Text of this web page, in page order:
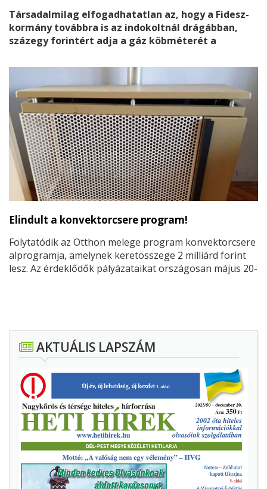
Társadalmilag elfogadhatatlan az, hogy a Fidesz-
kormány továbbra is az indokoltnál drágábban,
százegy forintért adja a gáz köbméterét a
hogy a földgáz tőzsdei ára már hónapok óta
harminc forint alatt áll! – közölte a sajtóval Tóth
Bertalan az MSZP elnöke.
Elindult a konvektorcsere program!
Folytatódik az Otthon melege program konvektorcsere
alprogramja, amelynek keretösszege 2 milliárd forint
lesz. Az érdeklődők pályázataikat országosan május 20-
az érdeklődőknek azt javasolta, hogy minél előbb
tanulmányozzák át a már közzétett dokumentumokat!
AKTUÁLIS LAPSZÁM